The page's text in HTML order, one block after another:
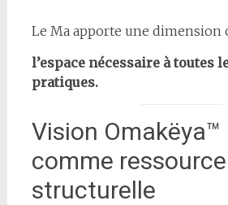
Le Ma apporte une dimension
l’espace nécessaire à toutes
pratiques.
Vision Omakëya™
comme ressource
structurelle